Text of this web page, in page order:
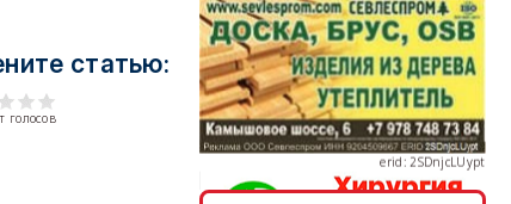
статью:
голосов
erid: 2SDnjcLUypt